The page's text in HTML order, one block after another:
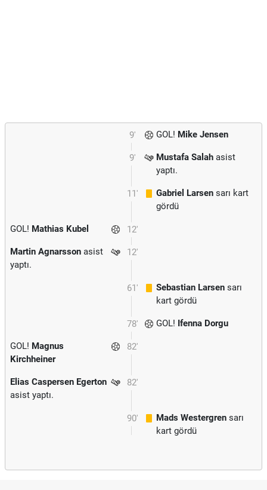
9' GOL! Mike Jensen
9' Mustafa Salah asist
yaptı.
11' Gabriel Larsen sarı kart
gördü
12'
GOL! Mathias Kubel
12'
Martin Agnarsson asist
yaptı.
61' Sebastian Larsen sarı
kart gördü
78' GOL! Ifenna Dorgu
82'
GOL! Magnus
Kirchheiner
82'
Elias Caspersen Egerton
asist yaptı.
90' Mads Westergren sarı
kart gördü